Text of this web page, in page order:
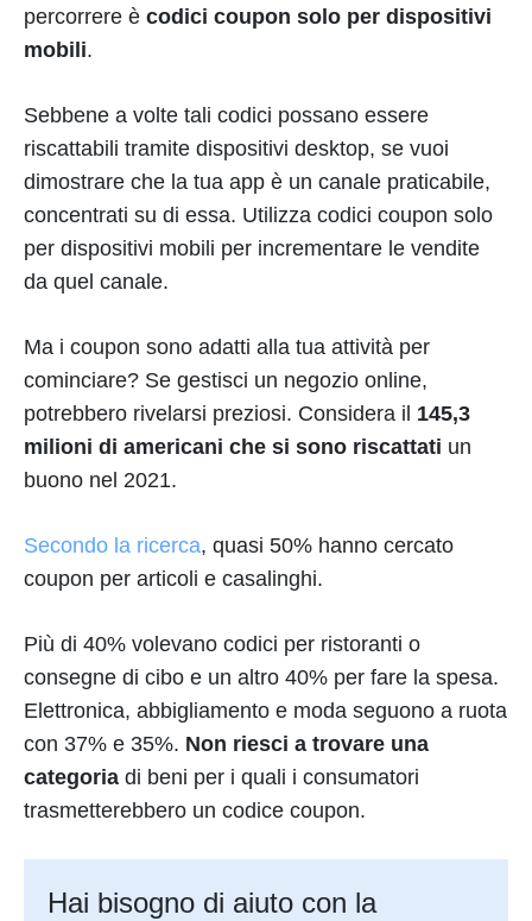
percorrere è codici coupon solo per dispositivi
mobili.
Sebbene a volte tali codici possano essere
riscattabili tramite dispositivi desktop, se vuoi
dimostrare che la tua app è un canale praticabile,
concentrati su di essa. Utilizza codici coupon solo
per dispositivi mobili per incrementare le vendite
da quel canale.
Ma i coupon sono adatti alla tua attività per
cominciare? Se gestisci un negozio online,
potrebbero rivelarsi preziosi. Considera il 145,3
milioni di americani che si sono riscattati un
buono nel 2021.
Secondo la ricerca, quasi 50% hanno cercato
coupon per articoli e casalinghi.
Più di 40% volevano codici per ristoranti o
consegne di cibo e un altro 40% per fare la spesa.
Elettronica, abbigliamento e moda seguono a ruota
con 37% e 35%. Non riesci a trovare una
categoria di beni per i quali i consumatori
trasmetterebbero un codice coupon.
Hai bisogno di aiuto con la